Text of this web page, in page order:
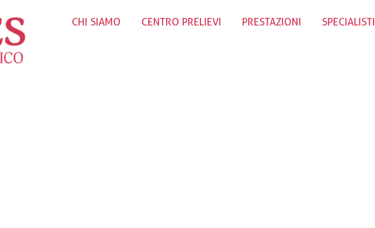
CHI SIAMO CENTRO PRELIEVI PRESTAZIONI SPECIALISTI